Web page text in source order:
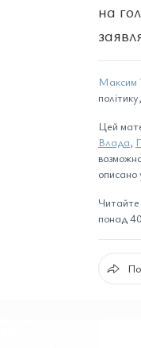
на
Максим
Цей
Влада,
описано
Читайте
понад 40